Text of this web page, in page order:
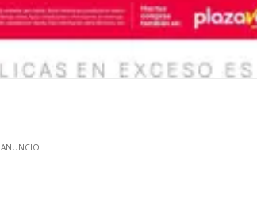
ANUNCIO